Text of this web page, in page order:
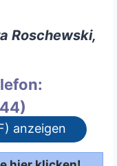
Roschewski,
anzeigen